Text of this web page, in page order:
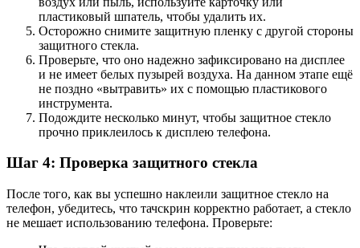
пластиковый шпатель, чтобы удалить их.
Осторожно снимите защитную пленку с другой стороны
защитного стекла.
Проверьте, что оно надежно зафиксировано на дисплее
и не имеет белых пузырей воздуха. На данном этапе ещё
не поздно «вытравить» их с помощью пластикового
инструмента.
Подождите несколько минут, чтобы защитное стекло
прочно приклеилось к дисплею телефона.
Шаг 4: Проверка защитного стекла
После того, как вы успешно наклеили защитное стекло на
телефон, убедитесь, что тачскрин корректно работает, а стекло
не мешает использованию телефона. Проверьте: